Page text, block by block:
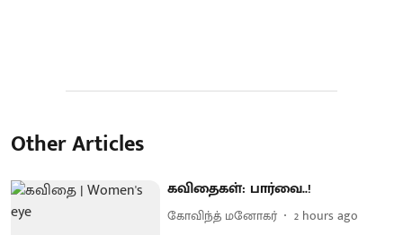
Other Articles
கவிதைகள்: பார்வை..!
கோவிந்த் மனோகர் 2 hours ago